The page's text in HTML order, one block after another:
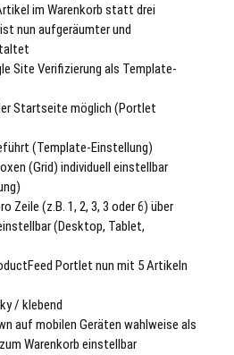
im Warenkorb statt drei
nun aufgeräumter und
Site Verifizierung als Template-
Startseite möglich (Portlet
(Template-Einstellung)
(Grid) individuell einstellbar
Zeile (z.B. 1, 2, 3, 3 oder 6) über
(Desktop, Tablet,
Portlet nun mit 5 Artikeln
/ klebend
auf mobilen Geräten wahlweise als
Warenkorb einstellbar